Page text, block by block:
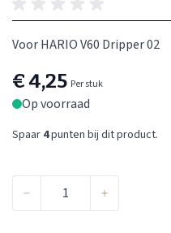
Voor HARIO V60 Dripper 02
€ 4,25 Per stuk
Op voorraad
Spaar 4punten bij dit product.